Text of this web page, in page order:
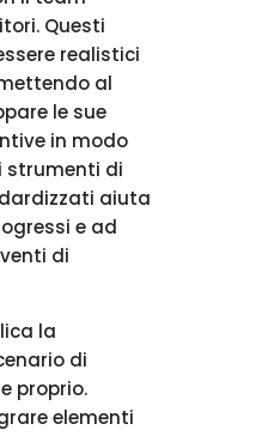
Questi
realistici
al
le sue
in modo
strumenti di
aiuta
e ad
di
la
di
proprio.
elementi